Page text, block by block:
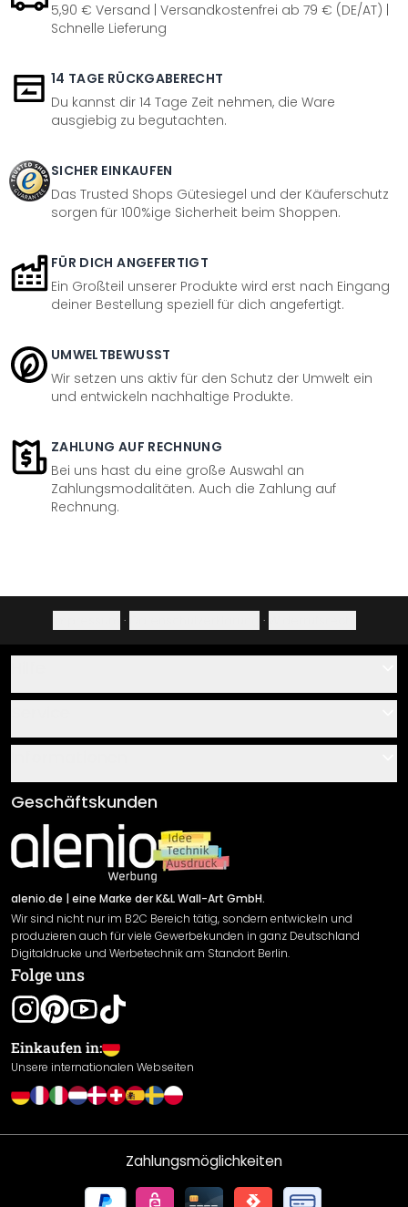
5,90 € Versand | Versandkostenfrei ab 79 € (DE/AT) |
Schnelle Lieferung
14 TAGE RÜCKGABERECHT
Du kannst dir 14 Tage Zeit nehmen, die Ware
ausgiebig zu begutachten.
SICHER EINKAUFEN
Das Trusted Shops Gütesiegel und der Käuferschutz
sorgen für 100%ige Sicherheit beim Shoppen.
FÜR DICH ANGEFERTIGT
Ein Großteil unserer Produkte wird erst nach Eingang
deiner Bestellung speziell für dich angefertigt.
UMWELTBEWUSST
Wir setzen uns aktiv für den Schutz der Umwelt ein
und entwickeln nachhaltige Produkte.
ZAHLUNG AUF RECHNUNG
Bei uns hast du eine große Auswahl an
Zahlungsmodalitäten. Auch die Zahlung auf
Rechnung.
· ·
Über uns
Klebe- und Montageanleitungen
Newsletter An-/Abmeldung
Sendungsverfolgung
AGB
Impressum
Versand & Zahlung
Rücksendung
Widerrufsrecht
Datenschutzerklärung
Gewährleistung
Leistungserklärung / CE-Zeichen
Cookie Einstellungen
Geschäftskunden
alenio.de | eine Marke der K&L Wall-Art GmbH.
Wir sind nicht nur im B2C Bereich tätig, sondern entwickeln und
produzieren auch für viele Gewerbekunden in ganz Deutschland
Digitaldrucke und Werbetechnik am Standort Berlin.
Folge uns
Einkaufen in:
Unsere internationalen Webseiten
Zahlungsmöglichkeiten